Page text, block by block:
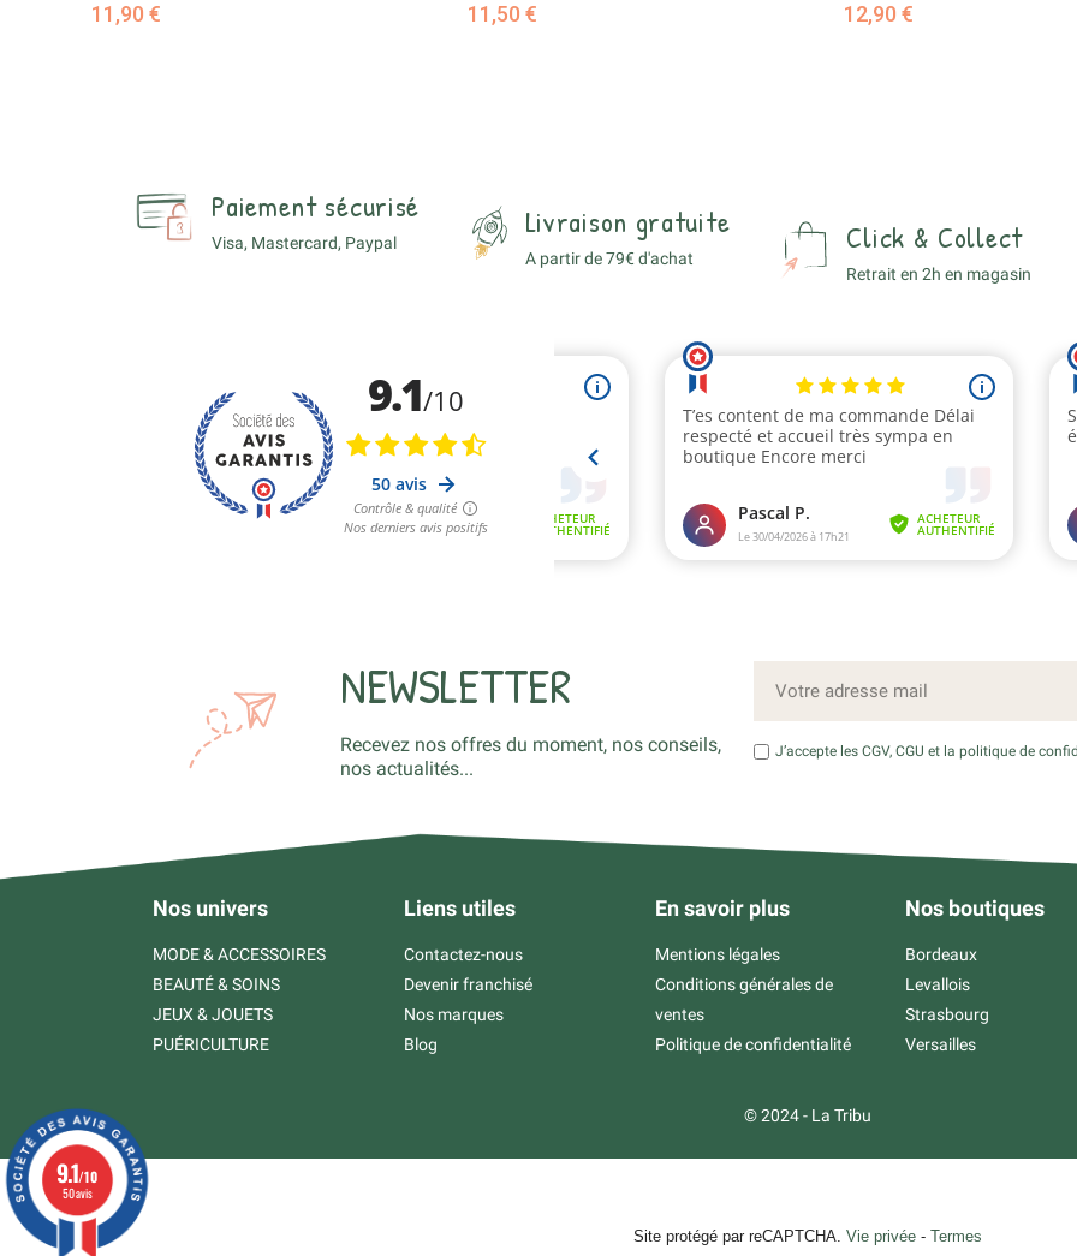
11,90 € 11,50 € 12,90 €
Paiement sécurisé
Visa, Mastercard, Paypal
Livraison gratuite
A partir de 79€ d'achat
Click & Collect
Retrait en 2h en magasin
NEWSLETTER
Recevez nos offres du moment, nos conseils,
nos actualités...
J’accepte les CGV, CGU et la politique de
Nos univers
MODE & ACCESSOIRES
BEAUTÉ & SOINS
JEUX & JOUETS
PUÉRICULTURE
Liens utiles
Contactez-nous
Devenir franchisé
Nos marques
Blog
En savoir plus
Mentions légales
Conditions générales de
ventes
Politique de confidentialité
Nos boutiques
Bordeaux
Levallois
Strasbourg
Versailles
© 2024 - La Tribu
Site protégé par reCAPTCHA. Vie privée - Termes
9.1/10
50 avis